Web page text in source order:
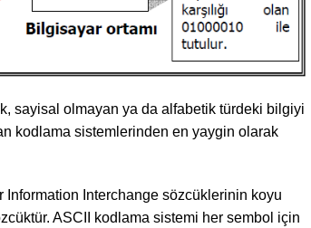
sayisal olmayan ya da alfabetik türdeki bilgiyi
kodlama sistemlerinden en yaygin olarak
Interchange sözcüklerinin koyu
ASCII kodlama sistemi her sembol için